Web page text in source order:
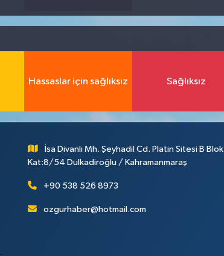
Hassaslar için sağlıksız Sağlıksız
İsa Divanlı Mh. Şeyhadil Cd. Platin Sitesi B Blok
Kat:8/54 Dulkadiroğlu / Kahramanmaraş
+90 538 526 8973
ozgurhaber@hotmail.com